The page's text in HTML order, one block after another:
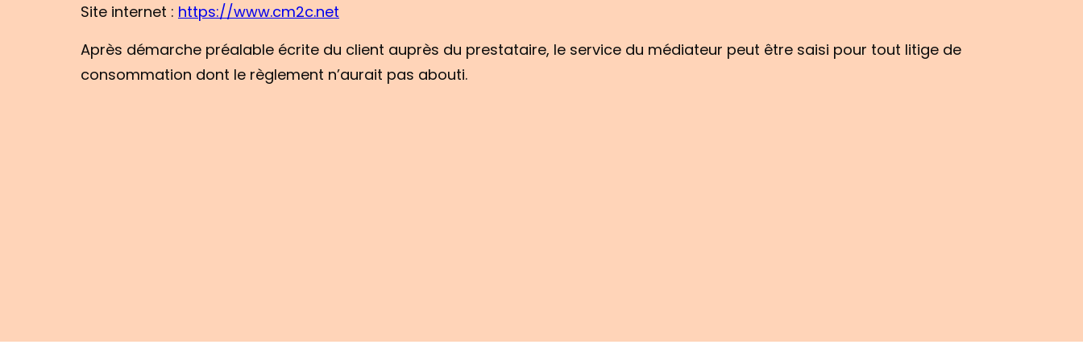
Site internet : https://www.cm2c.net
Après démarche préalable écrite du client auprès du prestataire, le service du médiateur peut être saisi pour tout litige de
consommation dont le règlement n’aurait pas abouti.